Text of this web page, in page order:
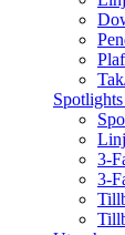
3-
3-